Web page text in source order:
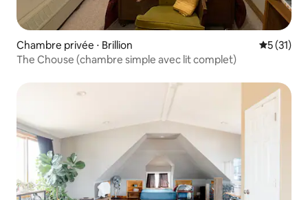
Chambre privée ⋅ Brillion
5 (31)
The Chouse (chambre simple avec lit complet)